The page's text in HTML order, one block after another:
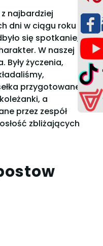
najbardziej
dni w ciągu roku
się spotkanie,
W naszej
Były życzenia,
przygotowane
a
przez zespół
zbliżających